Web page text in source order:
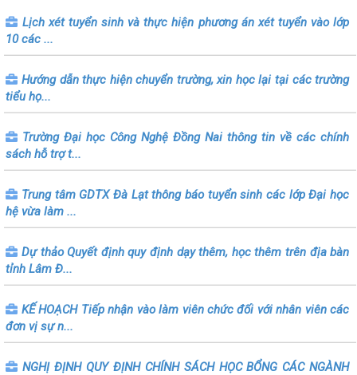
Lịch xét tuyển sinh và thực hiện phương án xét tuyển vào lớp
10 các ...
Hướng dẫn thực hiện chuyển trường, xin học lại tại các trường
tiểu họ...
Trường Đại học Công Nghệ Đồng Nai thông tin về các chính
sách hỗ trợ t...
Trung tâm GDTX Đà Lạt thông báo tuyển sinh các lớp Đại học
hệ vừa làm ...
Dự thảo Quyết định quy định dạy thêm, học thêm trên địa bàn
tỉnh Lâm Đ...
KẾ HOẠCH Tiếp nhận vào làm viên chức đối với nhân viên các
đơn vị sự n...
NGHỊ ĐỊNH QUY ĐỊNH CHÍNH SÁCH HỌC BỔNG CÁC NGÀNH